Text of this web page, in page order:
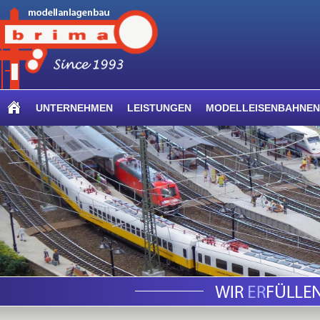
UNTERNEHMEN LEISTUNGEN MODELLEISENBAHNEN